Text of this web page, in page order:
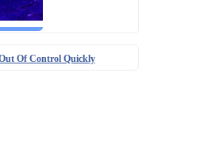
Of Control Quickly